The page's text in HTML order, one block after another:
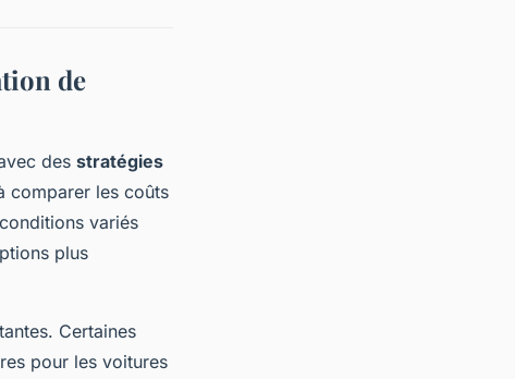
de
des stratégies
comparer les coûts
variés
plus
Certaines
pour les voitures